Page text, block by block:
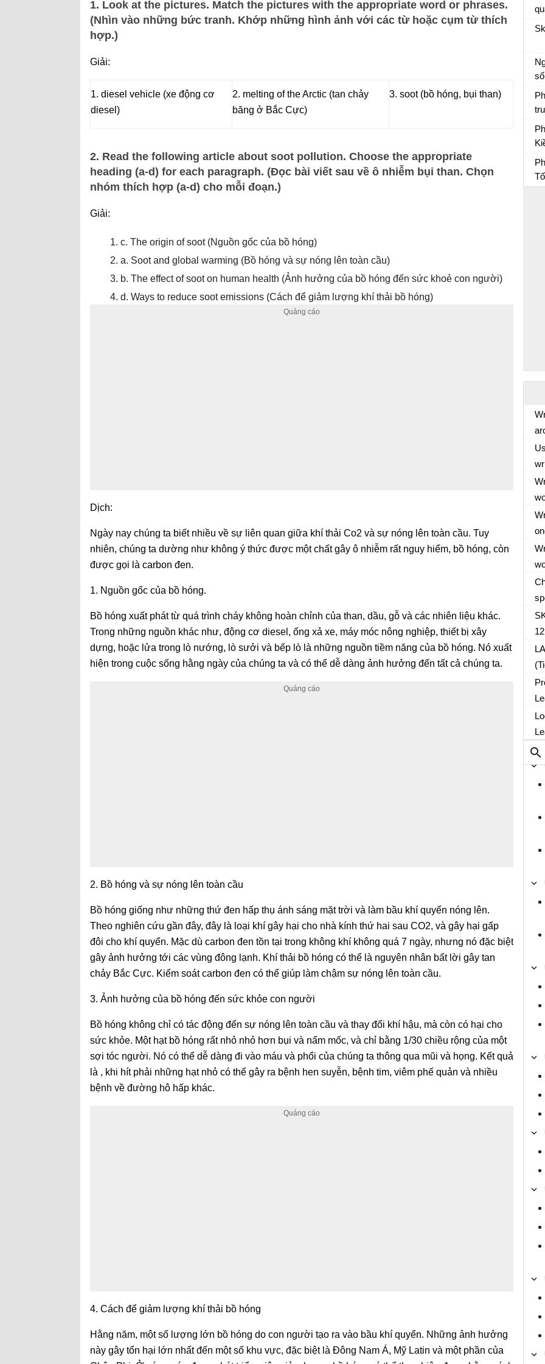
1. Look at the pictures. Match the pictures with the appropriate word or phrases.
(Nhìn vào những bức tranh. Khớp những hình ảnh với các từ hoặc cụm từ thích
hợp.)
Giải:
1. diesel vehicle (xe động cơ
diesel)
2. melting of the Arctic (tan chảy
băng ở Bắc Cực)
3. soot (bồ hóng, bụi than)
2. Read the following article about soot pollution. Choose the appropriate
heading (a-d) for each paragraph. (Đọc bài viết sau về ô nhiễm bụi than. Chọn
nhóm thích hợp (a-d) cho mỗi đoạn.)
Giải:
c. The origin of soot (Nguồn gốc của bồ hóng)
a. Soot and global warming (Bồ hóng và sự nóng lên toàn cầu)
b. The effect of soot on human health (Ảnh hưởng của bồ hóng đến sức khoẻ con người)
d. Ways to reduce soot emissions (Cách để giảm lượng khí thải bồ hóng)
Dịch:
Ngày nay chúng ta biết nhiều về sự liên quan giữa khí thải Co2 và sự nóng lên toàn cầu. Tuy
nhiên, chúng ta dường như không ý thức được một chất gây ô nhiễm rất nguy hiểm, bồ hóng, còn
được gọi là carbon đen.
1. Nguồn gốc của bồ hóng.
Bồ hóng xuất phát từ quá trình cháy không hoàn chỉnh của than, dầu, gỗ và các nhiên liệu khác.
Trong những nguồn khác như, động cơ diesel, ống xả xe, máy móc nông nghiệp, thiết bị xây
dựng, hoặc lửa trong lò nướng, lò sưởi và bếp lò là những nguồn tiềm năng của bồ hóng. Nó xuất
hiện trong cuộc sống hằng ngày của chúng ta và có thể dễ dàng ảnh hưởng đến tất cả chúng ta.
2. Bồ hóng và sự nóng lên toàn cầu
Bồ hóng giống như những thứ đen hấp thụ ánh sáng mặt trời và làm bầu khí quyển nóng lên.
Theo nghiên cứu gần đây, đây là loại khí gây hại cho nhà kính thứ hai sau CO2, và gây hại gấp
đôi cho khí quyển. Mặc dù carbon đen tồn tại trong không khí không quá 7 ngày, nhưng nó đặc biệt
gây ảnh hưởng tới các vùng đông lạnh. Khí thải bồ hóng có thể là nguyên nhân bất lời gây tan
chảy Bắc Cực. Kiểm soát carbon đen có thể giúp làm chậm sự nóng lên toàn cầu.
3. Ảnh hưởng của bồ hóng đến sức khỏe con người
Bồ hóng không chỉ có tác động đến sự nóng lên toàn cầu và thay đổi khí hậu, mà còn có hại cho
sức khỏe. Một hạt bồ hóng rất nhỏ nhỏ hơn bụi và nấm mốc, và chỉ bằng 1/30 chiều rộng của một
sợi tóc người. Nó có thể dễ dàng đi vào máu và phổi của chúng ta thông qua mũi và họng. Kết quả
là , khi hít phải những hạt nhỏ có thể gây ra bệnh hen suyễn, bệnh tim, viêm phế quản và nhiều
bệnh về đường hô hấp khác.
4. Cách để giảm lượng khí thải bồ hóng
Hằng năm, một số lượng lớn bồ hóng do con người tạo ra vào bầu khí quyển. Những ảnh hưởng
này gây tổn hại lớn nhất đến một số khu vực, đặc biệt là Đông Nam Á, Mỹ Latin và một phần của
or
of
it.